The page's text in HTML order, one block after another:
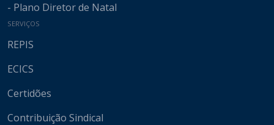
- Plano Diretor de Natal
SERVIÇOS
REPIS
ECICS
Certidões
Contribuição Sindical